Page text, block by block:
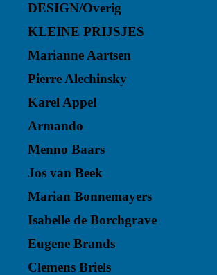
DESIGN/Overig
KLEINE PRIJSJES
Marianne Aartsen
Pierre Alechinsky
Karel Appel
Armando
Menno Baars
Jos van Beek
Marian Bonnemayers
Isabelle de Borchgrave
Eugene Brands
Clemens Briels